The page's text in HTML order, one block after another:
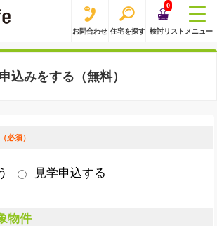
お問合わせ 住宅を探す
0
検討リスト メニュー
込みをする（無料）
（必須）
見学申込する
物件